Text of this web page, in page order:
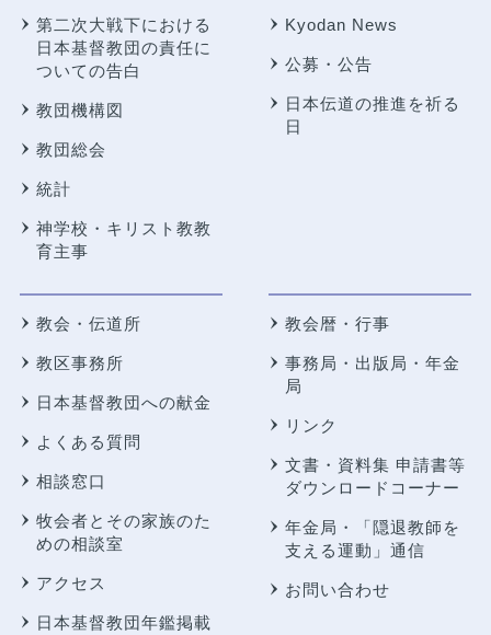
第二次大戦下における
日本基督教団の責任に
ついての告白
教団機構図
教団総会
統計
神学校・キリスト教教
育主事
Kyodan News
公募・公告
日本伝道の推進を祈る
日
教会・伝道所
教区事務所
日本基督教団への献金
よくある質問
相談窓口
牧会者とその家族のた
めの相談室
アクセス
日本基督教団年鑑掲載
教会暦・行事
事務局・出版局・年金
局
リンク
文書・資料集 申請書等
ダウンロードコーナー
年金局・
「隠退教師を
支える運動」通信
お問い合わせ